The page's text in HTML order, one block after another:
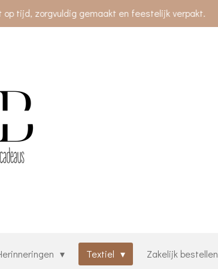
tijd, zorgvuldig gemaakt en feestelijk verpakt.
Textiel Zakelijk bestellen